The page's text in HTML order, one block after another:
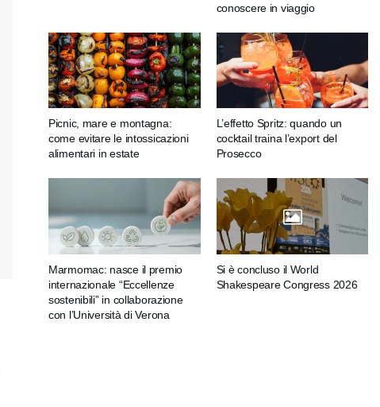
conoscere in viaggio
Picnic, mare e montagna:
come evitare le intossicazioni
alimentari in estate
L’effetto Spritz: quando un
cocktail traina l’export del
Prosecco
Marmomac: nasce il premio
internazionale “Eccellenze
sostenibili” in collaborazione
con l’Università di Verona
Si è concluso il World
Shakespeare Congress 2026